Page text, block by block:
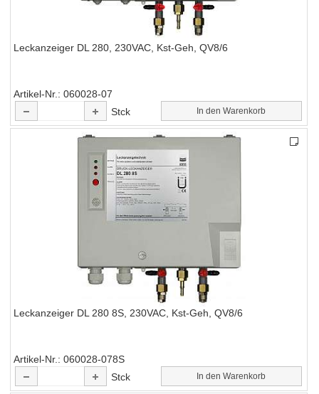
Leckanzeiger DL 280, 230VAC, Kst-Geh, QV8/6
Artikel-Nr. 060028-07
Stck
In den Warenkorb
Leckanzeiger DL 280 8S, 230VAC, Kst-Geh, QV8/6
Artikel-Nr.
060028-078S
Stck
In den Warenkorb